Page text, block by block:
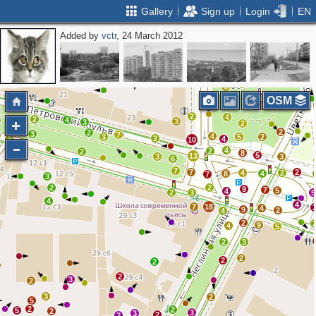
Gallery Sign up Login EN
Added byvctr, 24 March 2012
2 4 3
2
4
3
10
6
3
2
3
3
2
7
3
2
2
7 7
6 13
10 4
4
2
7 8
4 8
4
4
9
4
4
18
2
3
7
4
9
4
9
2
3
5
2
4
2
5
7
5
3
2
5
2
2
2
5
2
4
5 3
11
2
5 2
3
2
2
2
3
2
2
2
3
3
5
2
3 2
5 2
2
3
2
4
2
3
2
2 OSM